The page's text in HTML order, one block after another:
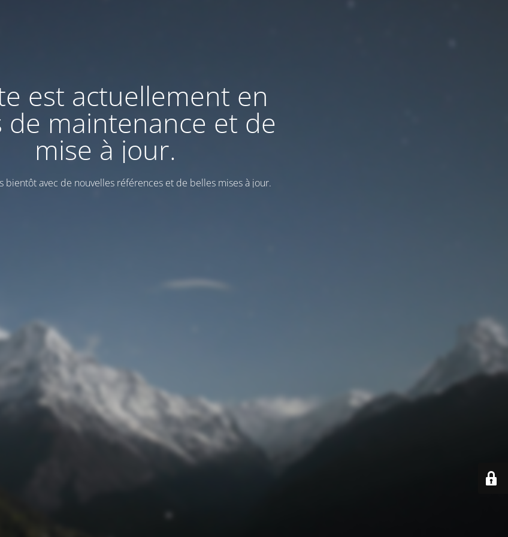
est actuellement en
de maintenance et de
mise à jour.
bientôt avec de nouvelles références et de belles mises à jour.